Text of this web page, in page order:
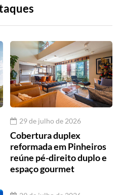
29 de julho de 2026
Cobertura duplex
reformada em Pinheiros
reúne pé-direito duplo e
espaço gourmet